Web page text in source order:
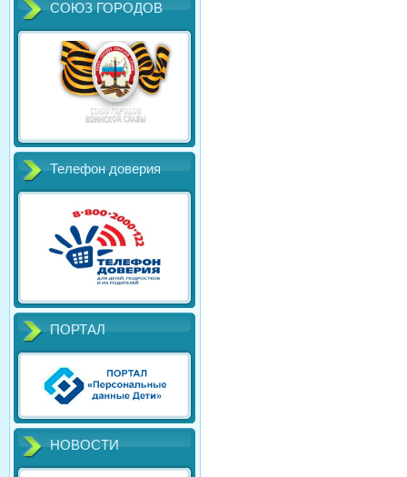
СОЮЗ ГОРОДОВ
Телефон доверия
ПОРТАЛ
НОВОСТИ